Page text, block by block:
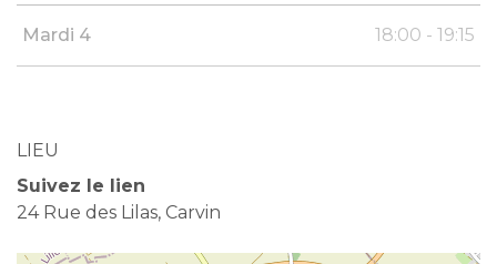
Mardi 4 18:00 - 19:15
LIEU
Suivez le lien
24 Rue des Lilas, Carvin